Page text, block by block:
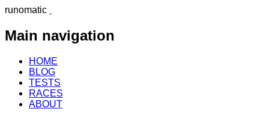
runomatic
Main navigation
HOME
BLOG
TESTS
RACES
ABOUT